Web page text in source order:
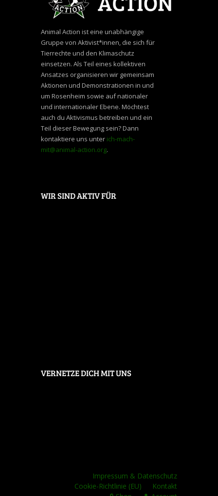
Animal Action ist eine unabhängige
Gruppe von Aktivist*innen, die sich für
Tierrechte und den Klimaschutz
einsetzen. Als Teil eines kollektiven
Ansatzes organisieren wir gemeinsam
Aktionen und Demonstrationen in und
um Rosenheim sowie auf nationaler
und internationaler Ebene. Möchtest
auch du Aktivismus betreiben und ein
Teil dieser Bewegung sein? Dann
kontaktiere uns unter ich-mach-
mit@animal-action.org.
WIR SIND AKTIV FÜR
VERNETZE DICH MIT UNS
Impressum & Datenschutz
Cookie-Richtlinie (EU)
Kontakt